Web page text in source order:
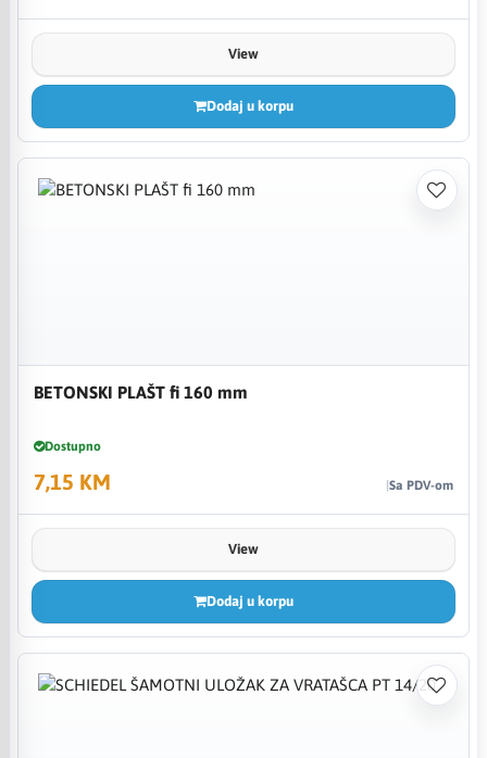
View
Dodaj u korpu
BETONSKI PLAŠT fi 160 mm
Dostupno
7,15 KM Sa PDV-om
View
Dodaj u korpu